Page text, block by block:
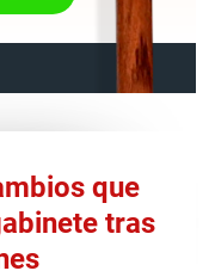
que
tras